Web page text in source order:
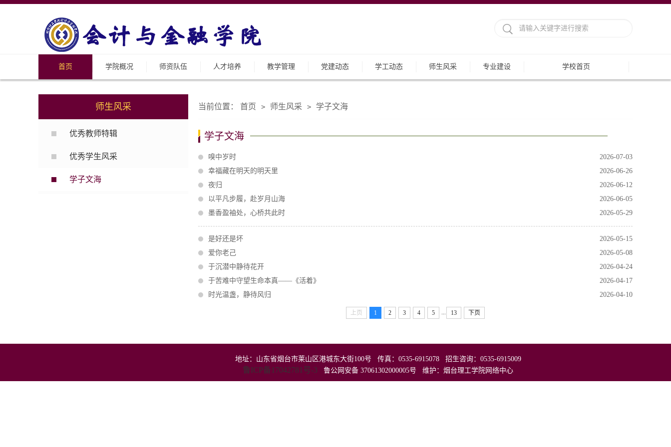
首页 学院概况 师资队伍 人才培养 教学管理 党建动态 学工动态 师生风采 专业建设 学校首页
师生风采
优秀教师特辑
优秀学生风采
学子文海
当前位置： 首页 > 师生风采 > 学子文海
学子文海
2026-07-03
嗅中岁时
2026-06-26
幸福藏在明天的明天里
2026-06-12
夜归
2026-06-05
以平凡步履，赴岁月山海
2026-05-29
墨香盈袖处，心桥共此时
2026-05-15
是好还是坏
2026-05-08
爱你老己
2026-04-24
于沉潜中静待花开
2026-04-17
于苦难中守望生命本真——《活着》
2026-04-10
时光温盏，静待风归
上页 1 2 3 4 5 13 下页
地址：山东省烟台市莱山区港城东大街100号 传真：0535-6915078 招生咨询：0535-6915009
鲁ICP备17042781号-3 鲁公网安备 37061302000005号 维护：烟台理工学院网络中心